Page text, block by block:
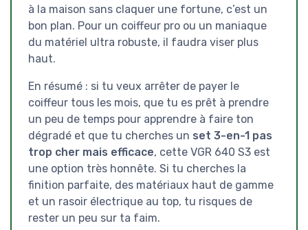
à la maison sans claquer une fortune, c’est un
bon plan. Pour un coiffeur pro ou un maniaque
du matériel ultra robuste, il faudra viser plus
haut.
En résumé : si tu veux arrêter de payer le
coiffeur tous les mois, que tu es prêt à prendre
un peu de temps pour apprendre à faire ton
dégradé et que tu cherches un set 3-en-1 pas
trop cher mais efficace, cette VGR 640 S3 est
une option très honnête. Si tu cherches la
finition parfaite, des matériaux haut de gamme
et un rasoir électrique au top, tu risques de
rester un peu sur ta faim.